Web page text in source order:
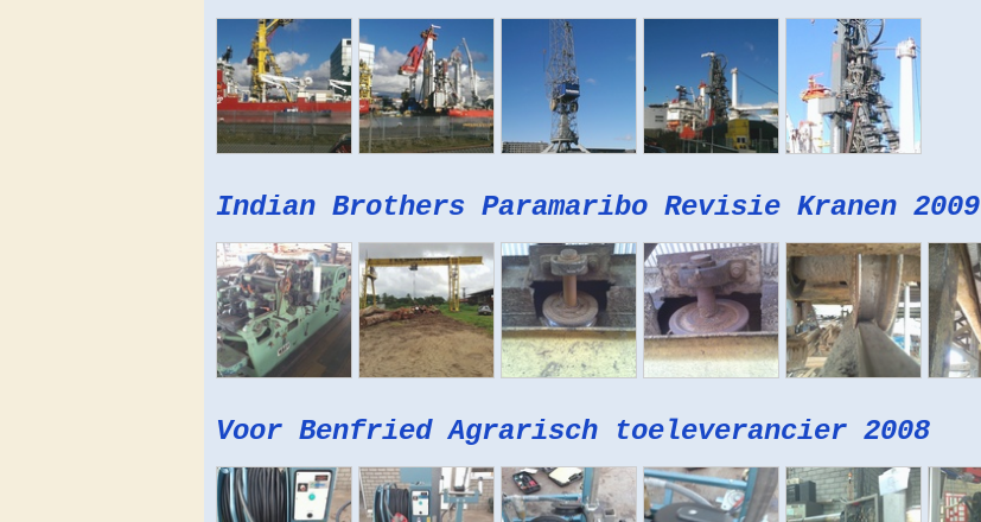
Indian Brothers Paramaribo Revisie Kranen 2009
Voor Benfried Agrarisch toeleverancier 2008